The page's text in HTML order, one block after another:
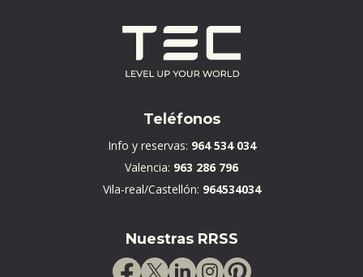
Teléfonos
Info y reservas: 964 534 034
Valencia: 963 286 796
Vila-real/Castellón: 964534034
Nuestras RRSS